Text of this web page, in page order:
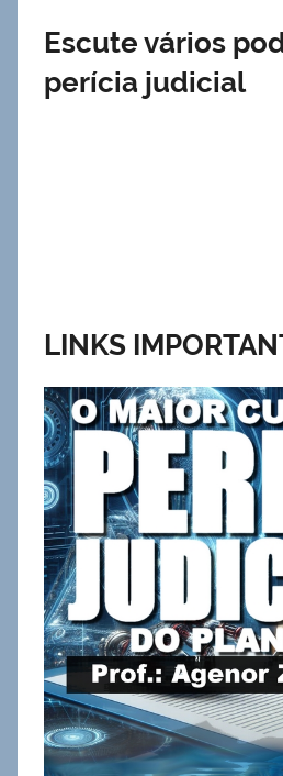
Escute vários
perícia judicial
LINKS